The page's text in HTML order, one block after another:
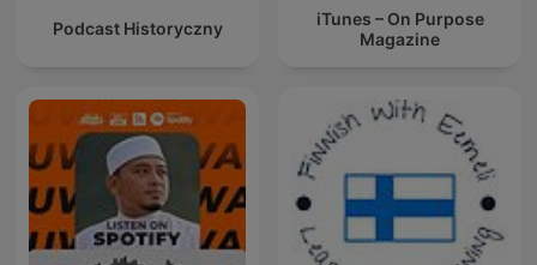
Podcast Historyczny
iTunes – On Purpose
Magazine